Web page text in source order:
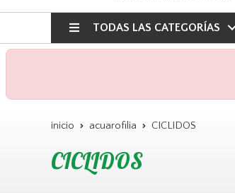
TODAS LAS CATEGORÍAS
inicio acuarofilia CICLIDOS
CICLIDOS